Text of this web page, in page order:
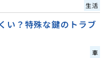
生活
い？特殊な鍵のトラブ
車